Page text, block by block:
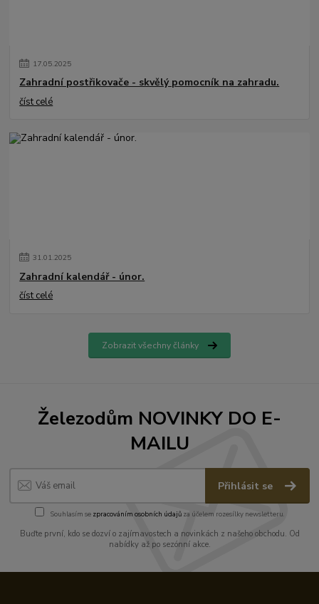
17.05.2025
Zahradní postřikovače - skvělý pomocník na zahradu.
číst celé
31.01.2025
Zahradní kalendář - únor.
číst celé
Zobrazit všechny články
Železodům NOVINKY DO E-
MAILU
Přihlásit se
Souhlasím se zpracováním osobních údajůza účelem rozesílky newsletteru.
Buďte první, kdo se dozví o zajímavostech a novinkách z našeho obchodu. Od
nabídky až po sezónní akce.